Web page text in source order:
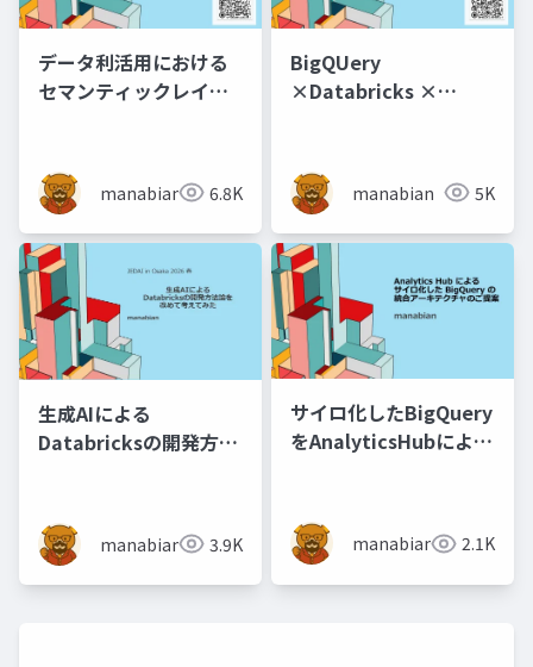
データ利活用における
セマンティックレイヤ
manabian 6.8K
BigQUery
×Databricks ×
manabian 5K
生成AIによる
Databricksの開発方法
manabian 3.9K
サイロ化したBigQuery
をAnalyticsHubにより
manabian 2.1K